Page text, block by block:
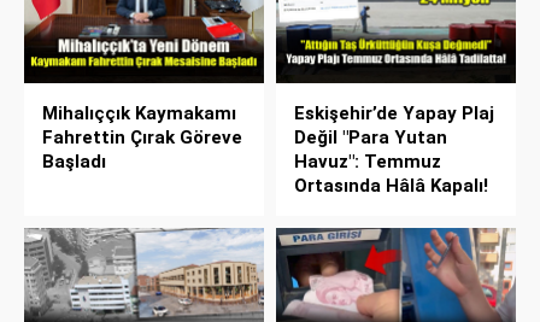
Mihalıççık Kaymakamı
Fahrettin Çırak Göreve
Başladı
Eskişehir’de Yapay Plaj
Değil "Para Yutan
Havuz": Temmuz
Ortasında Hâlâ Kapalı!